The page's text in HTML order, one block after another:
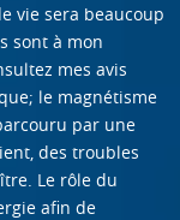
vie sera beaucoup
sont à mon
mes avis
le magnétisme
par une
des troubles
Le rôle du
afin de